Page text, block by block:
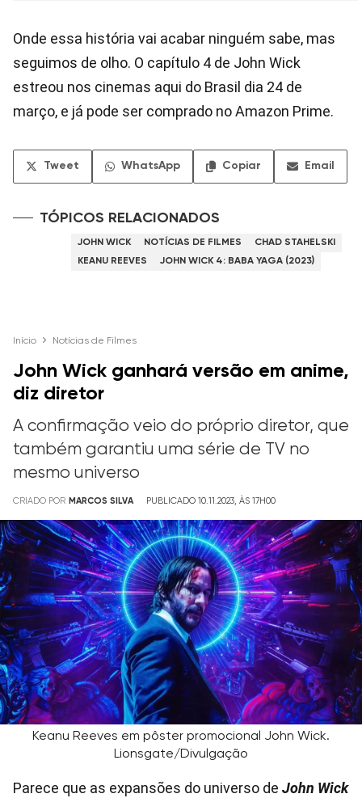
Onde essa história vai acabar ninguém sabe, mas
seguimos de olho. O capítulo 4 de John Wick
estreou nos cinemas aqui do Brasil dia 24 de
março, e já pode ser comprado no Amazon Prime.
Tweet WhatsApp Copiar Email
TÓPICOS RELACIONADOS
JOHN WICK NOTÍCIAS DE FILMES
CHAD STAHELSKI
KEANU REEVES
JOHN WICK 4: BABA YAGA (2023)
Início Notícias de Filmes
John Wick ganhará versão em anime,
diz diretor
A confirmação veio do próprio diretor, que
também garantiu uma série de TV no
mesmo universo
CRIADO POR MARCOS SILVA PUBLICADO 10.11.2023, ÀS 17H00
Keanu Reeves em pôster promocional John Wick.
Lionsgate/Divulgação
Parece que as expansões do universo de John Wick